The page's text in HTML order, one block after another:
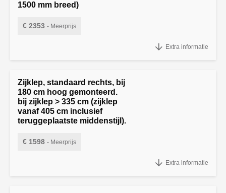
1500 mm breed)
€ 2353 - Meerprijs
cm hoog. (oprolluik maximale afmeting 1500 mm breed)Extra informatie
Zijklep, standaard rechts, bij
180 cm hoog gemonteerd.
bij zijklep > 335 cm (zijklep
vanaf 405 cm inclusief
teruggeplaatste middenstijl).
€ 1598 - Meerprijs
335 cm (zijklep vanaf 405 cm inclusief teruggeplaatste middenstijl).
Extra informatie